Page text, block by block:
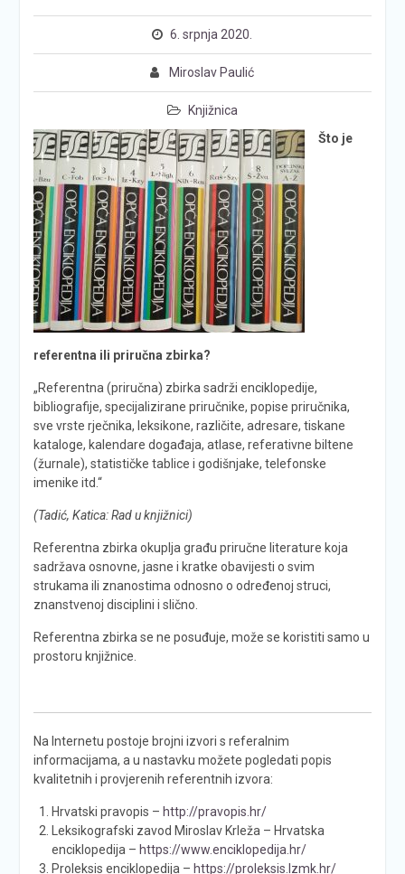
6. srpnja 2020.
Miroslav Paulić
Knjižnica
Što je
referentna ili priručna zbirka?
„Referentna (priručna) zbirka sadrži enciklopedije,
bibliografije, specijalizirane priručnike, popise priručnika,
sve vrste rječnika, leksikone, različite, adresare, tiskane
kataloge, kalendare događaja, atlase, referativne biltene
(žurnale), statističke tablice i godišnjake, telefonske
imenike itd.“
(Tadić, Katica: Rad u knjižnici)
Referentna zbirka okuplja građu priručne literature koja
sadržava osnovne, jasne i kratke obavijesti o svim
strukama ili znanostima odnosno o određenoj struci,
znanstvenoj disciplini i slično.
Referentna zbirka se ne posuđuje, može se koristiti samo u
prostoru knjižnice.
Na Internetu postoje brojni izvori s referalnim
informacijama, a u nastavku možete pogledati popis
kvalitetnih i provjerenih referentnih izvora:
Hrvatski pravopis – http://pravopis.hr/
Leksikografski zavod Miroslav Krleža – Hrvatska
enciklopedija – https://www.enciklopedija.hr/
Proleksis enciklopedija – https://proleksis.lzmk.hr/